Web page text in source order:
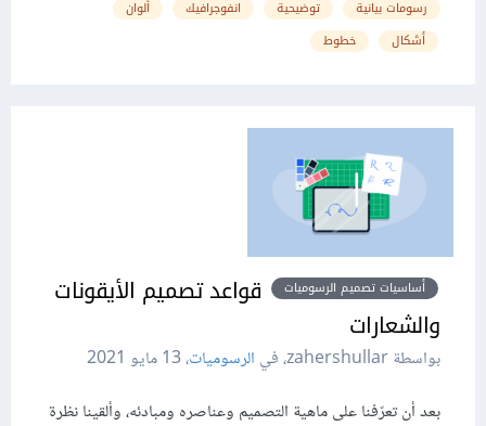
رسومات بيانية توضيحية انفوجرافيك
ألوان
أشكال
خطوط
أساسيات تصميم الرسوميات
قواعد تصميم الأيقونات
والشعارات
بواسطة zahershullar، في الرسوميات،13 مايو 2021
بعد أن تعرّفنا على ماهية التصميم وعناصره ومبادئه، وألقينا نظرة